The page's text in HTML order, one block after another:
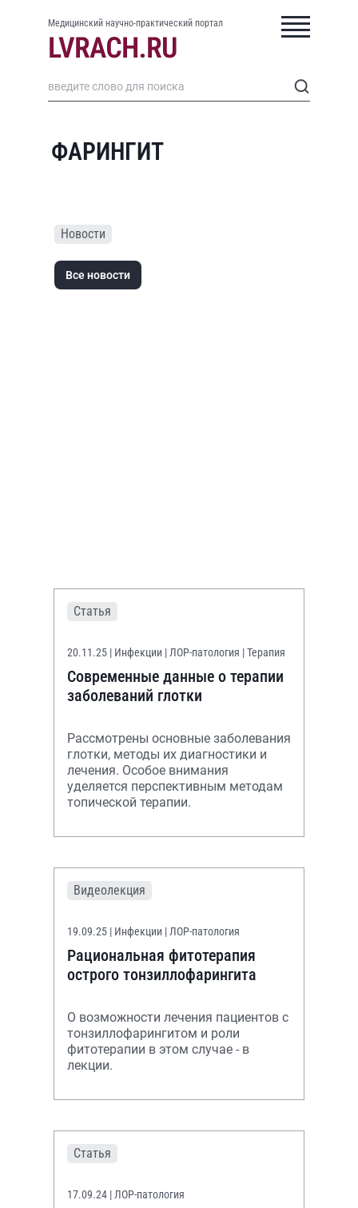
Медицинский научно-практический портал
ФАРИНГИТ
Новости
Все новости
Статья
20.11.25 | Инфекции | ЛОР-патология | Терапия
Современные данные о терапии
заболеваний глотки
Рассмотрены основные заболевания
глотки, методы их диагностики и
лечения. Особое внимания
уделяется перспективным методам
топической терапии.
Видеолекция
19.09.25 | Инфекции | ЛОР-патология
Рациональная фитотерапия
острого тонзиллофарингита
О возможности лечения пациентов с
тонзиллофарингитом и роли
фитотерапии в этом случае - в
лекции.
Статья
17.09.24 | ЛОР-патология